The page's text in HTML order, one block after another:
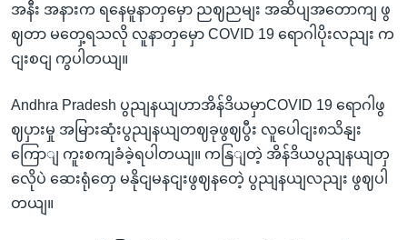
အနီး အနားက ရနေမူနာတှမှော ညဈညမျး အဆိပျအတောကျ ဖွ
ဈတာ မတှေ့ရသလို လူနာတှမှော COVID 19 ရောဂါပိုးလညျး က
ငျးစငျ ကွပါတယျ။
Andhra Pradesh ပွညျနယျဟာအိန်ဒိယမှာCOVID 19 ရောဂါဖွ
ဈပှားမှု အမြားဆုံးပွညျနယျတဈခုဖွဈပွီး လူပေါငျး၈သိနျး
ကြောျ ကူးစကျခံခဲ့ရပါတယျ။ ကနြျတဲ့ အိန်ဒိယပွညျနယျတှ
လေိုပဲ ဆေးရုံတှေ မနိုငျမနငျးဖွဈနတေဲ့ ပွညျနယျလညျး ဖွဈပါ
တယျ။